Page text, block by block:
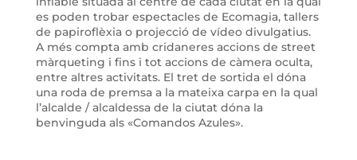
es poden trobar espectacles de Ecomagia, tallers
de papiroflèxia o projecció de vídeo divulgatius.
A més compta amb cridaneres accions de street
màrqueting i fins i tot accions de càmera oculta,
entre altres activitats. El tret de sortida el dóna
una roda de premsa a la mateixa carpa en la qual
l’alcalde / alcaldessa de la ciutat dóna la
benvinguda als «Comandos Azules».